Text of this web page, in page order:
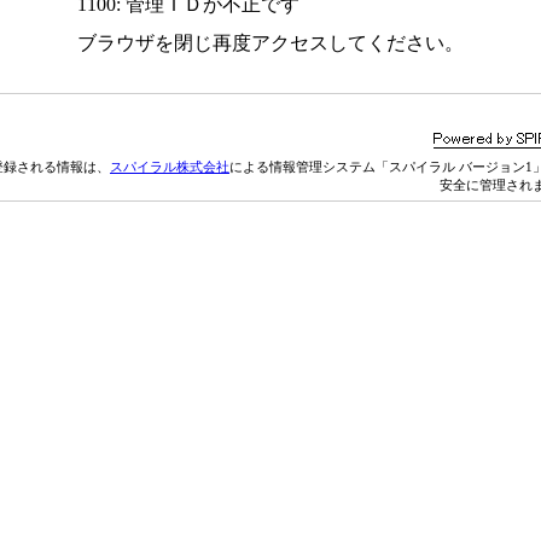
1100: 管理ＩＤが不正です
ブラウザを閉じ再度アクセスしてください。
される情報は、 スパイラル株式会社による情報管理システム「スパイラル バージョン1
安全に管理され